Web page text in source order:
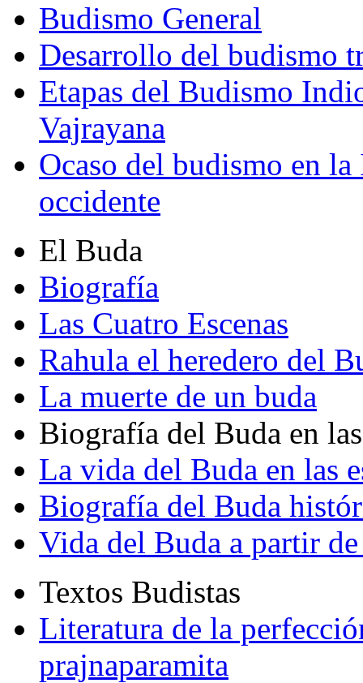
Budismo General
Desarrollo del budismo
Etapas del Budismo
Vajrayana
Ocaso del budismo en
occidente
El Buda
Biografía
Las Cuatro Escenas
Rahula el heredero del
La muerte de un buda
Biografía del Buda en
La vida del Buda en las
Biografía del Buda
Vida del Buda a partir de
Textos Budistas
Literatura de la
prajnaparamita